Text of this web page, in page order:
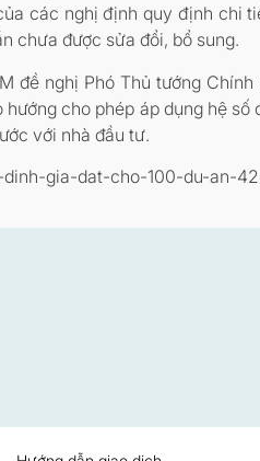
các nghị định quy định chi
chưa được sửa đổi, bổ sung.
đề nghị Phó Thủ tướng
cho phép áp dụng hệ
với nhà đầu tư.
gia-dat-cho-100-du-an-